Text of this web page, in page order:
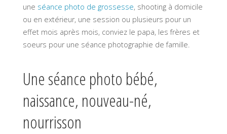
une séance photo de grossesse, shooting à domicile
ou en extérieur, une session ou plusieurs pour un
effet mois après mois, conviez le papa, les frères et
soeurs pour une séance photographie de famille.
Une séance photo bébé,
naissance, nouveau-né,
nourrisson